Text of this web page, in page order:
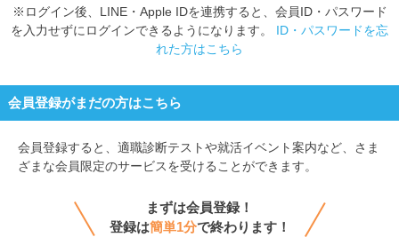
※ログイン後、LINE・Apple IDを連携すると、会員ID・パスワード
を入力せずにログインできるようになります。 ID・パスワードを忘
れた方はこちら
会員登録がまだの方はこちら
会員登録すると、 適職診断テストや就活イベント案内など、さま
ざまな会員限定のサービスを受けることができます。
まずは会員登録！
登録は簡単1分で終わります！